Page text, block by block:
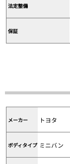
法定整備
保証
メーカー トヨタ
ボディタイプ ミニバン